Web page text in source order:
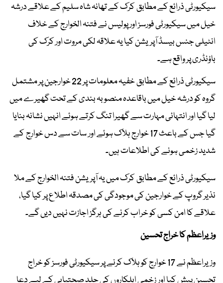
سیکیورٹی ذرائع کے مطابق کرک کے تھانہ شاہ سلیم کے علاقے درشہ
خیل میں سیکیورٹی فورسز اور پولیس نے فتنہ الخوارج کے خلاف
انٹیلی جنس بیسڈ آپریشن کیا یہ علاقہ لکی مروت اور کرک کی
باؤنڈری پر واقع ہے۔
سیکیورٹی ذرائع کے مطابق خفیہ معلومات پر 22 خوارجین پر مشتمل
گروہ کو درشہ خیل میں باقاعدہ منصوبہ بندی کے تحت گھیرے میں
لیا گیا اور انتہائی مہارت سے گھیرا تنگ کرتے ہوئے انہیں نشانہ بنایا
گیا جس کے باعث 17 خوارج ہلاک ہوئے اور سات سے دس خوارج کے
شدید زخمی ہونے کی اطلاعات ہیں۔
سیکیورٹی ذرائع کے مطابق کرک میں یہ آپریشن فتنہ الخوارج کے ملا
نذیر گروپ کے خوارجین کی موجودگی کی مصدقہ اطلاع پر کیا گیا،
علاقے کا امن کسی کو خراب کرنے کی ہرگز اجازت نہیں دیں گے۔
وزیراعظم کا خراج تحسین
وزیراعظم نے 17 خوارج کو ہلاک کرنے پر سیکیورٹی فورسز کو خراج
تحسین پیش کیا اور زخمی اہلکاروں کی جلد صحتیابی کے لیے دعا